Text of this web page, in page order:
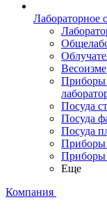
Лабораторное
Приборы
Посуда
Посуда
Посуда
Приборы
Приборы
Еще
Компания